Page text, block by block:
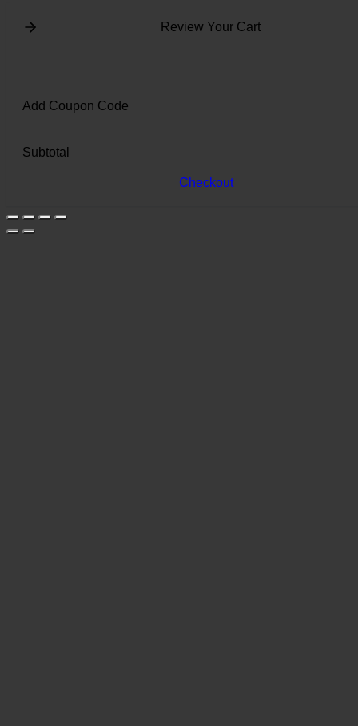
Review Your Cart
Add Coupon Code
Subtotal
Checkout